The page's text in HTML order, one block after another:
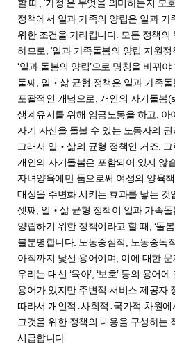
할 때, ‘가정’은 무엇을 의미하는지
정책에서 일과 가족의 양립은 일과 가
위한 조건을 가리킵니다. 모든 정책
하므로, ‘일과 가족돌봄의 양립 지원
‘일과 돌봄의 양립’으로 명칭을 바꿔야
둘째, 일‧삶 균형 정책은 일과 가족돌
포괄적인 개념으로, 개인의 자기돌봄
생계유지를 위해 임금노동을 하고, 아
자기 자신을 돌볼 수 있는 노동자의
그래서 일‧삶의 균형 정책인 거죠.
개인의 자기돌봄은 포함되어 있지 않
자녀양육에만 둠으로써 여성의 양육
대상을 주변화 시키는 효과를 낳는 것
셋째, 일‧삶 균형 정책이 일과 가족돌
양립하기 위한 정책이라고 할 때, ‘돌
불분명합니다. 노동중심적, 노동중독
아직까지 낯선 용어이며, 이에 대한
우리는 대신 ‘육아’, ‘보호’ 등의 용어
용어가 있지만 주변적 서비스 제공자
따라서 개인적․사회적․국가적 차원에
그것을 위한 정책의 내용을 구성하는
시급합니다.